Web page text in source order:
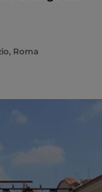
Roma